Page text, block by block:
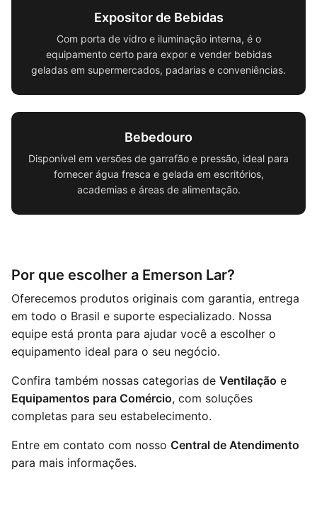
Expositor de Bebidas
Com porta de vidro e iluminação interna, é o
equipamento certo para expor e vender bebidas
geladas em supermercados, padarias e conveniências.
Bebedouro
Disponível em versões de garrafão e pressão, ideal para
fornecer água fresca e gelada em escritórios,
academias e áreas de alimentação.
Por que escolher a Emerson Lar?
Oferecemos produtos originais com garantia, entrega
em todo o Brasil e suporte especializado. Nossa
equipe está pronta para ajudar você a escolher o
equipamento ideal para o seu negócio.
Confira também nossas categorias de Ventilação e
Equipamentos para Comércio, com soluções
completas para seu estabelecimento.
Entre em contato com nosso Central de Atendimento
para mais informações.